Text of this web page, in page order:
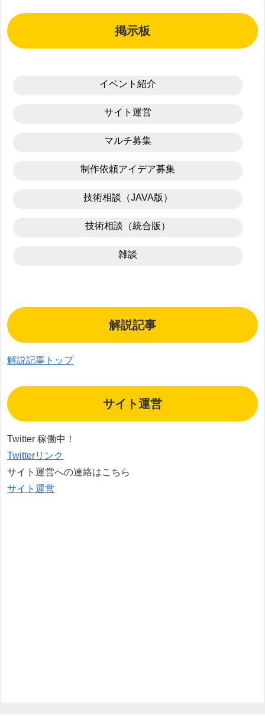
掲示板
イベント紹介
サイト運営
マルチ募集
制作依頼アイデア募集
技術相談（JAVA版）
技術相談（統合版）
雑談
解説記事
解説記事トップ
サイト運営
Twitter 稼働中！
Twitterリンク
サイト運営への連絡はこちら
サイト運営